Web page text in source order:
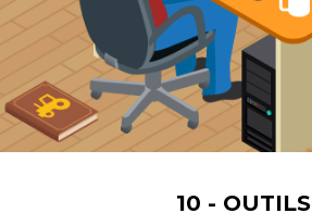
10 - OUTILS